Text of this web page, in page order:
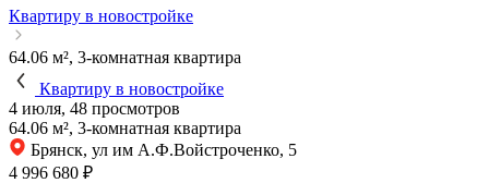
Квартиру в новостройке
64.06 м², 3-комнатная квартира
Квартиру в новостройке
4 июля, 48 просмотров
64.06 м², 3-комнатная квартира
Брянск, ул им А.Ф.Войстроченко, 5
4 996 680 ₽